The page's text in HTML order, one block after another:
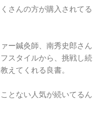
さんの方が購入されてる
ー鍼灸師、南秀史郎さん
スタイルから、挑戦し続
えてくれる良書。
とない人気が続いてるん